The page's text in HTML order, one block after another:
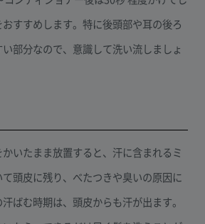
すすめします。特に後頭部や耳の後ろ
部分なので、意識して洗い流しましょ
いたまま放置すると、汗に含まれるミ
頭皮に残り、べたつきや臭いの原因に
ばむ時期は、頭皮からも汗が出ます。